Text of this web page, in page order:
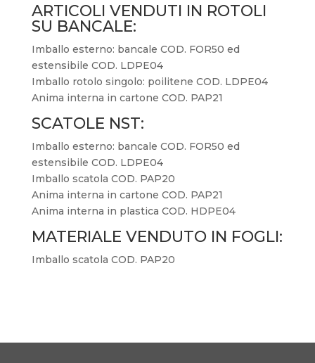
ARTICOLI VENDUTI IN ROTOLI
SU BANCALE:
Imballo esterno: bancale COD. FOR50 ed
estensibile COD. LDPE04
Imballo rotolo singolo: poilitene COD. LDPE04
Anima interna in cartone COD. PAP21
SCATOLE NST:
Imballo esterno: bancale COD. FOR50 ed
estensibile COD. LDPE04
Imballo scatola COD. PAP20
Anima interna in cartone COD. PAP21
Anima interna in plastica COD. HDPE04
MATERIALE VENDUTO IN FOGLI:
Imballo scatola COD. PAP20